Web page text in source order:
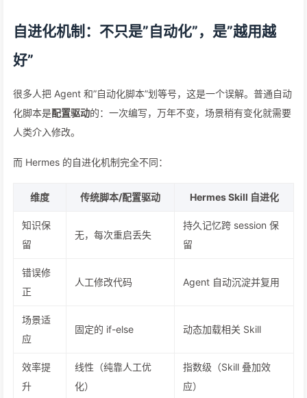
自进化机制：不只是”自动化”，是”越用越
好”
很多人把 Agent 和”自动化脚本”划等号，这是一个误解。普通自动
化脚本是配置驱动的：一次编写，万年不变，场景稍有变化就需要
人类介入修改。
而 Hermes 的自进化机制完全不同：
维度 传统脚本/配置驱动 Hermes Skill 自进化
知识保
留
无，每次重启丢失
持久记忆跨 session 保
留
错误修
正
人工修改代码 Agent 自动沉淀并复用
场景适
应
固定的 if-else 动态加载相关 Skill
效率提
升
线性（纯靠人工优
化）
指数级（Skill 叠加效
应）